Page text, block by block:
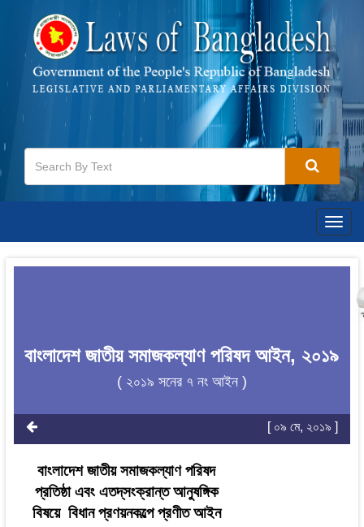
বাংলাদেশ জাতীয় সমাজকল্যাণ পরিষদ আইন, ২০১৯
( ২০১৯ সনের ৭ নং আইন )
[ ০৯ মে, ২০১৯ ]
বাংলাদেশ জাতীয় সমাজকল্যাণ পরিষদ
প্রতিষ্ঠা এবং এতদ্‌সংক্রান্ত আনুষঙ্গিক
বিষয়ে বিধান প্রণয়নকল্পে প্রণীত আইন